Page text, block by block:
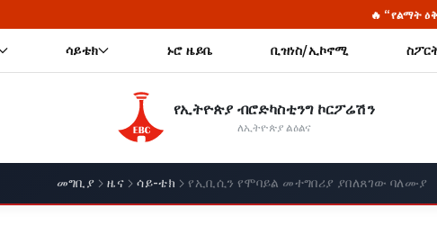
🔥 “የልማት ዕቅዶቻችን በፈጠራና በፍጥነት ታግዘው
ሳይቴክ ኑሮ ዜይቤ ቢዝነስ/ኢኮኖሚ
የኢትዮጵያ ብሮድካስቲንግ ኮርፖሬሽን
ለኢትዮጵያ ልዕልና
መግቢያ ዜና ሳይ-ቴክ የኢቢሲን የሞባይል መተግበሪያ ያበለጸገው ባለሙያ